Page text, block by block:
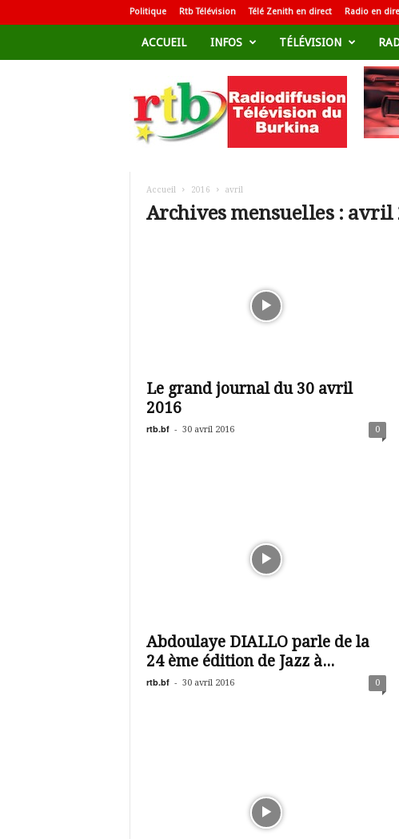
Politique Rtb Télévision Télé Zenith en direct Radio en
ACCUEIL INFOS TÉLÉVISION
d
i
Accueil 2016 avril
Archives mensuelles : avril
Le grand journal du 30 avril
2016
rtb.bf - 30 avril 2016 0
Abdoulaye DIALLO parle de la
24 ème édition de Jazz à...
rtb.bf - 30 avril 2016 0